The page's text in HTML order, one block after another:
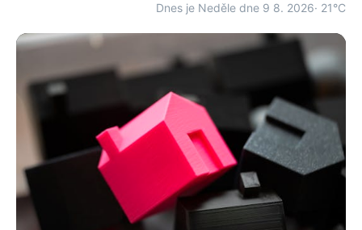
Dnes je Neděle dne 9 8. 2026· 21°C